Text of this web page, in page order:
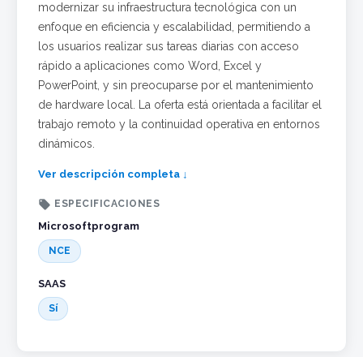
modernizar su infraestructura tecnológica con un
enfoque en eficiencia y escalabilidad, permitiendo a
los usuarios realizar sus tareas diarias con acceso
rápido a aplicaciones como Word, Excel y
PowerPoint, y sin preocuparse por el mantenimiento
de hardware local. La oferta está orientada a facilitar el
trabajo remoto y la continuidad operativa en entornos
dinámicos.
Ver descripción completa ↓
 ESPECIFICACIONES
Microsoftprogram
NCE
SAAS
Sí